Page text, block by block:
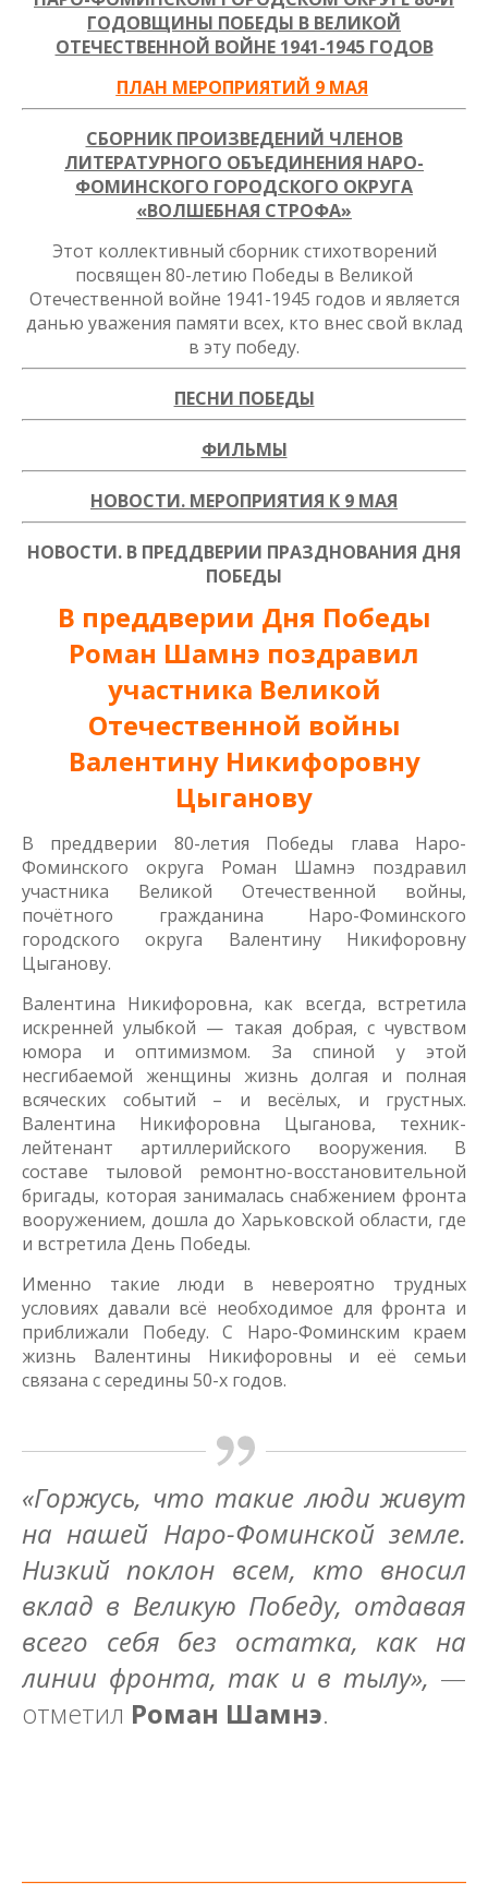
ГОДОВЩИНЫ ПОБЕДЫ В ВЕЛИКОЙ
ОТЕЧЕСТВЕННОЙ ВОЙНЕ 1941-1945 ГОДОВ
ПЛАН МЕРОПРИЯТИЙ 9 МАЯ
СБОРНИК ПРОИЗВЕДЕНИЙ ЧЛЕНОВ
ЛИТЕРАТУРНОГО ОБЪЕДИНЕНИЯ НАРО-
ФОМИНСКОГО ГОРОДСКОГО ОКРУГА
«ВОЛШЕБНАЯ СТРОФА»
Этот коллективный сборник стихотворений
посвящен 80-летию Победы в Великой
Отечественной войне 1941-1945 годов и является
данью уважения памяти всех, кто внес свой вклад
в эту победу.
ПЕСНИ ПОБЕДЫ
ФИЛЬМЫ
НОВОСТИ. МЕРОПРИЯТИЯ К 9 МАЯ
НОВОСТИ. В ПРЕДДВЕРИИ ПРАЗДНОВАНИЯ ДНЯ
ПОБЕДЫ
В преддверии Дня Победы
Роман Шамнэ поздравил
участника Великой
Отечественной войны
Валентину Никифоровну
Цыганову
В преддверии 80-летия Победы глава Наро-
Фоминского округа Роман Шамнэ поздравил
участника Великой Отечественной войны,
почётного гражданина Наро-Фоминского
городского округа Валентину Никифоровну
Цыганову.
Валентина Никифоровна, как всегда, встретила
искренней улыбкой — такая добрая, с чувством
юмора и оптимизмом. За спиной у этой
несгибаемой женщины жизнь долгая и полная
всяческих событий – и весёлых, и грустных.
Валентина Никифоровна Цыганова, техник-
лейтенант артиллерийского вооружения. В
составе тыловой ремонтно-восстановительной
бригады, которая занималась снабжением фронта
вооружением, дошла до Харьковской области, где
и встретила День Победы.
Именно такие люди в невероятно трудных
условиях давали всё необходимое для фронта и
приближали Победу. С Наро-Фоминским краем
жизнь Валентины Никифоровны и её семьи
связана с середины 50-х годов.
«Горжусь, что такие люди живут
на нашей Наро-Фоминской земле.
Низкий поклон всем, кто вносил
вклад в Великую Победу, отдавая
всего себя без остатка, как на
линии фронта, так и в тылу», —
отметил Роман Шамнэ.